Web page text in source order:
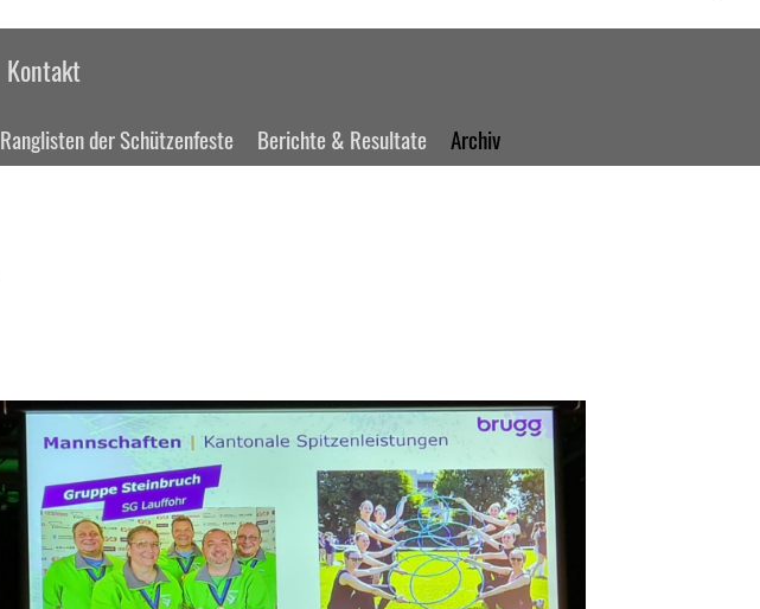
Kontakt
Ranglisten der Schützenfeste Berichte & Resultate Archiv